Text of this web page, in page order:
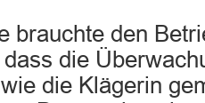
brauchte den
die
die Klägerin